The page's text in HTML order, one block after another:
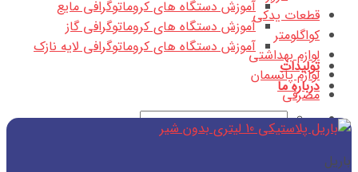
آموزش دستگاه های کروماتوگرافی مایع
آموزش دستگاه های کروماتوگرافی گاز
آموزش دستگاه های کروماتوگرافی لایه نازک
تولیدات
درباره ما
جستجو
برای:
قطعات یدکی
کواگلومتر
لوازم بهداشتی
لوازم پانسمان
مصرفی
باریل